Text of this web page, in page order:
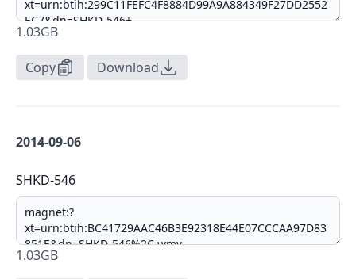
1.03GB
Copy Download
2014-09-06
SHKD-546
1.03GB